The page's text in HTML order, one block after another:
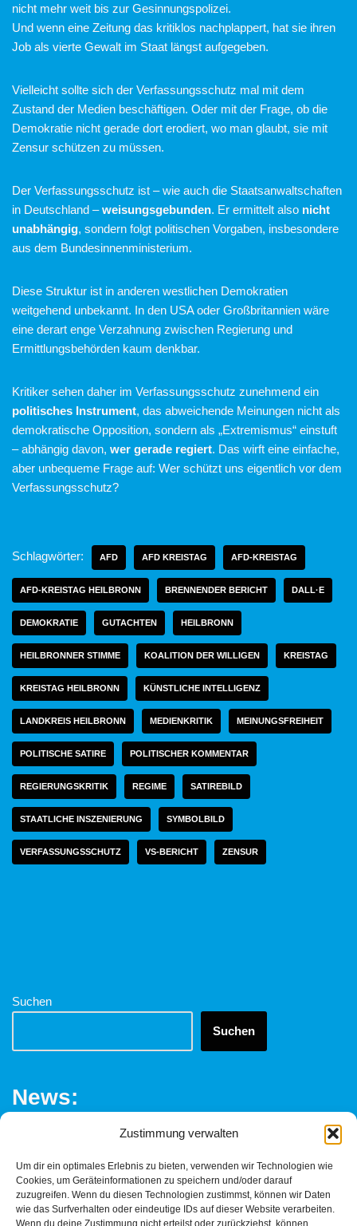
Zustimmung verwalten
Um dir ein optimales Erlebnis zu bieten, verwenden wir Technologien wie
Cookies, um Geräteinformationen zu speichern und/oder darauf
zuzugreifen. Wenn du diesen Technologien zustimmst, können wir Daten
wie das Surfverhalten oder eindeutige IDs auf dieser Website verarbeiten.
Wenn du deine Zustimmung nicht erteilst oder zurückziehst, können
nicht mehr weit bis zur Gesinnungspolizei.
Und wenn eine Zeitung das kritiklos nachplappert, hat sie ihren
Job als vierte Gewalt im Staat längst aufgegeben.
Vielleicht sollte sich der Verfassungsschutz mal mit dem
Zustand der Medien beschäftigen. Oder mit der Frage, ob die
Demokratie nicht gerade dort erodiert, wo man glaubt, sie mit
Zensur schützen zu müssen.
Der Verfassungsschutz ist – wie auch die Staatsanwaltschaften
in Deutschland –weisungsgebunden. Er ermittelt also nicht
unabhängig, sondern folgt politischen Vorgaben, insbesondere
aus dem Bundesinnenministerium.
Diese Struktur ist in anderen westlichen Demokratien
weitgehend unbekannt. In den USA oder Großbritannien wäre
eine derart enge Verzahnung zwischen Regierung und
Ermittlungsbehörden kaum denkbar.
Kritiker sehen daher im Verfassungsschutz zunehmend ein
politisches Instrument, das abweichende Meinungen nicht als
demokratische Opposition, sondern als „Extremismus“ einstuft
– abhängig davon, wer gerade regiert. Das wirft eine einfache,
aber unbequeme Frage auf: Wer schützt uns eigentlich vor dem
Verfassungsschutz?
Schlagwörter: AFD AFD KREISTAG AFD-KREISTAG
AFD-KREISTAG HEILBRONN BRENNENDER BERICHT DALL·E
DEMOKRATIE GUTACHTEN HEILBRONN
HEILBRONNER STIMME KOALITION DER WILLIGEN KREISTAG
KREISTAG HEILBRONN KÜNSTLICHE INTELLIGENZ
LANDKREIS HEILBRONN MEDIENKRITIK MEINUNGSFREIHEIT
POLITISCHE SATIRE POLITISCHER KOMMENTAR
REGIERUNGSKRITIK REGIME SATIREBILD
STAATLICHE INSZENIERUNG SYMBOLBILD
VERFASSUNGSSCHUTZ VS-BERICHT ZENSUR
Suchen
Suchen
News:
Löwenstein – das Ende der Fachklinik?
Frauen schützen braucht Transparenz